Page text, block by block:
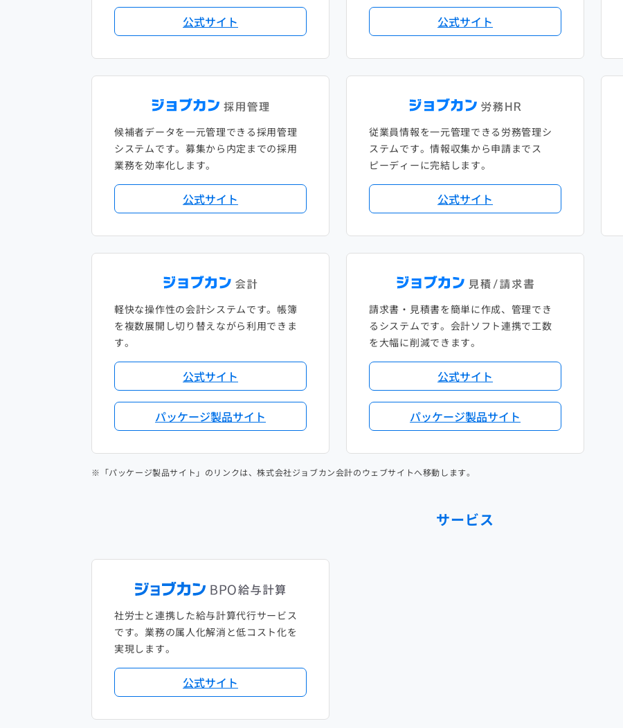
公式サイト 公式サイト
候補者データを一元管理できる採用管理
システムです。募集から内定までの採用
業務を効率化します。
公式サイト
従業員情報を一元管理できる労務管理シ
ステムです。情報収集から申請までス
ピーディーに完結します。
公式サイト
軽快な操作性の会計システムです。帳簿
を複数展開し切り替えながら利用できま
す。
公式サイト
パッケージ製品サイト
請求書・見積書を簡単に作成、管理でき
るシステムです。会計ソフト連携で工数
を大幅に削減できます。
公式サイト
パッケージ製品サイト
※「パッケージ製品サイト」のリンクは、株式会社ジョブカン会計のウェブサイトへ移動します。
サービス
社労士と連携した給与計算代行サービス
です。業務の属人化解消と低コスト化を
実現します。
公式サイト